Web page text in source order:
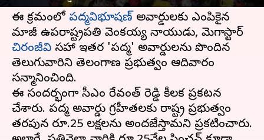
విషయం తెలిసిందే.
ఈ క్రమంలో పద్మవిభూషణ్ అవార్డులకు ఎంపికైన
మాజీ ఉపరాష్ట్రపతి వెంకయ్య నాయుడు, మెగాస్టార్
చిరంజీవి సహా ఇతర 'పద్మ' అవార్డులను పొందిన
తెలుగువారిని తెలంగాణ ప్రభుత్వం ఆదివారం
సన్మానించింది.
ఈ సందర్భంగా సీఎం రేవంత్ రెడ్డి కీలక ప్రకటన
చేశారు. పద్మ అవార్డు గ్రహీతలకు రాష్ట్ర ప్రభుత్వం
తరపున రూ.25 లక్షలను అందజేస్తామని ప్రకటించారు.